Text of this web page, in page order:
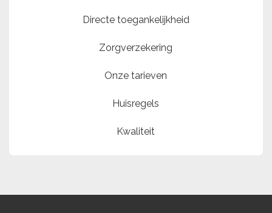
Directe toegankelijkheid
Zorgverzekering
Onze tarieven
Huisregels
Kwaliteit